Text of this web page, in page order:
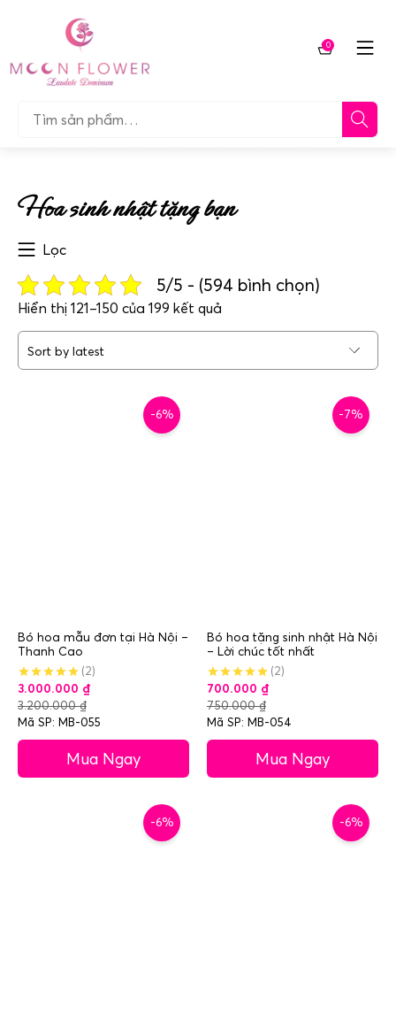
dung
Tìm…
0
Giỏ
Hoa sinh nhật tặng bạn
Lọc
5/5 - (594 bình chọn)
Hiển thị 121–150 của 199 kết quả
by
-6%
Bó hoa mẫu đơn tại Hà Nội –
Thanh Cao
(2)
3.000.000 ₫
3.200.000₫
Mã SP: MB-055
Mua Ngay
-7%
Bó hoa tặng sinh nhật Hà Nội
– Lời chúc tốt nhất
(2)
700.000 ₫
750.000₫
Mã SP: MB-054
Mua Ngay
-6% -6%